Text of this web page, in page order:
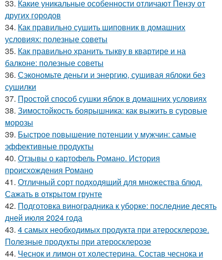
33. Какие уникальные особенности отличают Пензу от
других городов
34. Как правильно сушить шиповник в домашних
условиях: полезные советы
35. Как правильно хранить тыкву в квартире и на
балконе: полезные советы
36. Сэкономьте деньги и энергию, сушивая яблоки без
сушилки
37. Простой способ сушки яблок в домашних условиях
38. Зимостойкость боярышника: как выжить в суровые
морозы
39. Быстрое повышение потенции у мужчин: самые
эффективные продукты
40. Отзывы о картофель Романо. История
происхождения Романо
41. Отличный сорт подходящий для множества блюд.
Сажать в открытом грунте
42. Подготовка виноградника к уборке: последние десять
дней июля 2024 года
43. 4 самых необходимых продукта при атеросклерозе.
Полезные продукты при атеросклерозе
44. Чеснок и лимон от холестерина. Состав чеснока и